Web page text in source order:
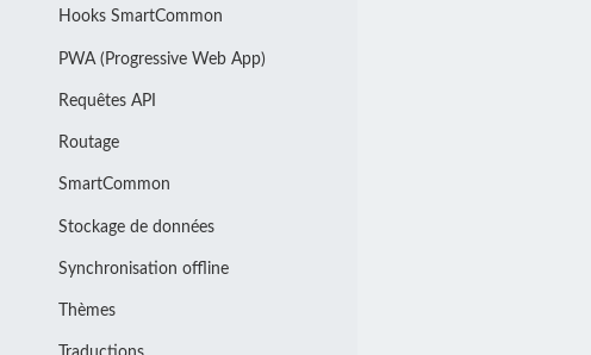
Hooks SmartCommon
PWA (Progressive Web App)
Requêtes API
Routage
SmartCommon
Stockage de données
Synchronisation offline
Thèmes